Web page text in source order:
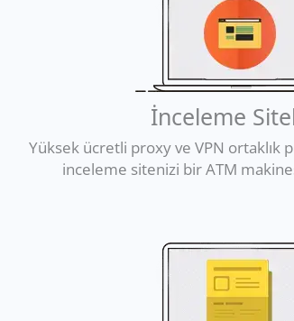
İnceleme
Yüksek ücretli proxy ve VPN ortaklık
inceleme sitenizi bir ATM